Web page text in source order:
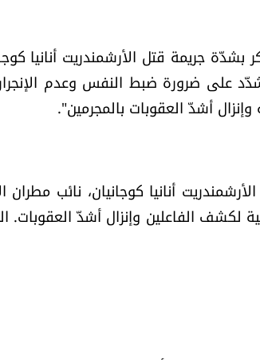
جريمة قتل الأرشمندريت أنانيا
على ضرورة ضبط النفس وعدم
أشدّ العقوبات بالمجرمين".
أنانيا كوجانيان، نائب مطران
لكشف الفاعلين وإنزال أشدّ العقوبات.